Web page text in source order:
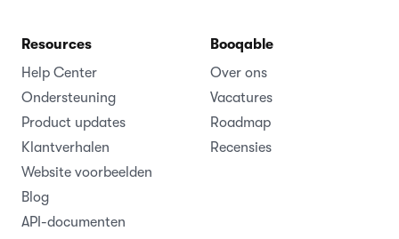
Resources
Help Center
Ondersteuning
Product updates
Klantverhalen
Website voorbeelden
Blog
API-documenten
Booqable
Over ons
Vacatures
Roadmap
Recensies